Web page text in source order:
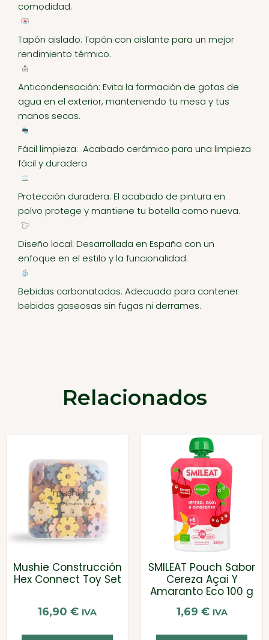
comodidad.
Tapón aislado: Tapón con aislante para un mejor
rendimiento térmico.
Anticondensación: Evita la formación de gotas de
agua en el exterior, manteniendo tu mesa y tus
manos secas.
Fácil limpieza: Acabado cerámico para una limpieza
fácil y duradera
Protección duradera: El acabado de pintura en
polvo protege y mantiene tu botella como nueva.
Diseño local: Desarrollada en España con un
enfoque en el estilo y la funcionalidad.
Bebidas carbonatadas: Adecuado para contener
bebidas gaseosas sin fugas ni derrames.
Relacionados
Mushie Construcción
Hex Connect Toy Set
16,90 € IVA
SMILEAT Pouch Sabor
Cereza Açai Y
Amaranto Eco 100 g
1,69 € IVA